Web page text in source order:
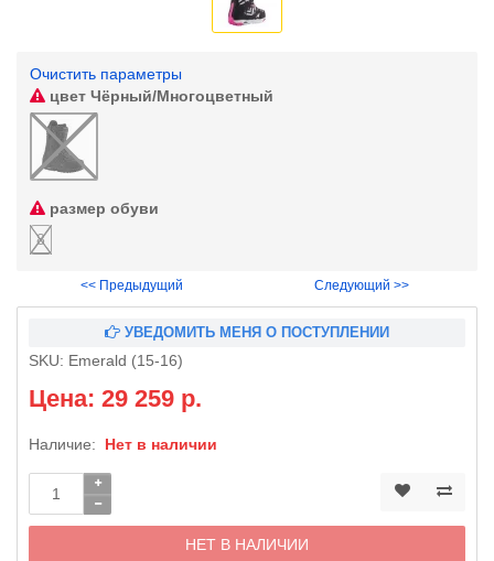
Очистить параметры
цвет Чёрный/Многоцветный
размер обуви
8
<< Предыдущий Следующий >>
УВЕДОМИТЬ МЕНЯ О ПОСТУПЛЕНИИ
SKU: Emerald (15-16)
Цена: 29 259 р.
Наличие: Нет в наличии
НЕТ В НАЛИЧИИ